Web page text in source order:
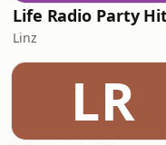
Life Radio Party
Linz
LR